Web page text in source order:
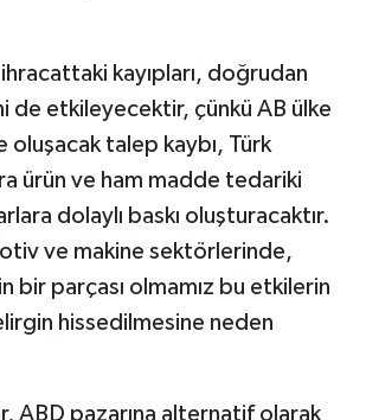
ihracattaki kayıpları, doğrudan
de etkileyecektir, çünkü AB ülke
oluşacak talep kaybı, Türk
ürün ve ham madde tedariki
dolaylı baskı oluşturacaktır.
ve makine sektörlerinde,
bir parçası olmamız bu etkilerin
hissedilmesine neden
ABD pazarına alternatif olarak